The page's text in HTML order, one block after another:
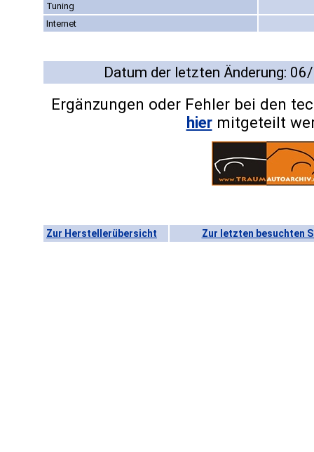
Tuning
Internet
Datum der letzten Änderung:
Ergänzungen oder Fehler bei den
hiermitgeteilt
Zur Herstellerübersicht Zur letzten besuchten